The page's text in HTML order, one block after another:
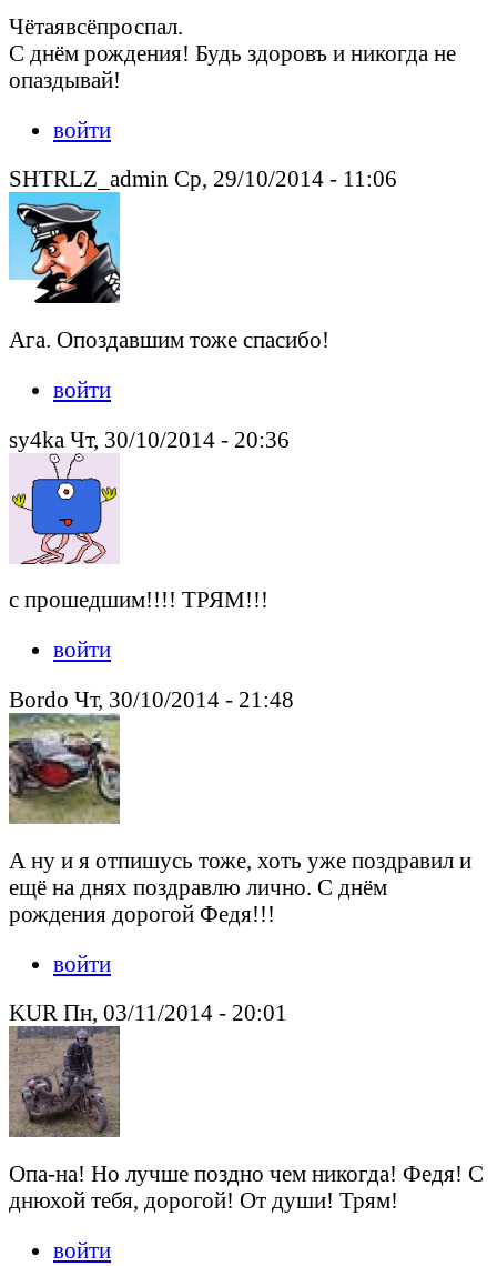
Чётаявсёпроспал.
С днём рождения! Будь здоровъ и никогда не
опаздывай!
войти
SHTRLZ_admin Ср, 29/10/2014 - 11:06
Ага. Опоздавшим тоже спасибо!
войти
sy4ka Чт, 30/10/2014 - 20:36
с прошедшим!!!! ТРЯМ!!!
войти
Bordo Чт, 30/10/2014 - 21:48
А ну и я отпишусь тоже, хоть уже поздравил и
ещё на днях поздравлю лично. С днём
рождения дорогой Федя!!!
войти
KUR Пн, 03/11/2014 - 20:01
Опа-на! Но лучше поздно чем никогда! Федя! С
днюхой тебя, дорогой! От души! Трям!
войти